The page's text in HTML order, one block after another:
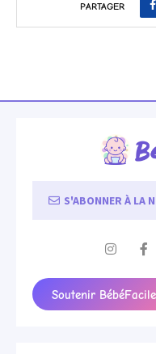
PARTAGER
S'ABONNER À LA
Soutenir BébéFacile